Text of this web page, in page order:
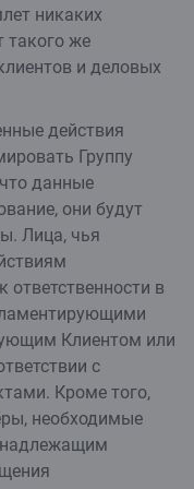
никаких
такого же
и деловых
действия
Группу
данные
они будут
Лица, чья
ответственности в
Клиентом или
с
Кроме того,
необходимые